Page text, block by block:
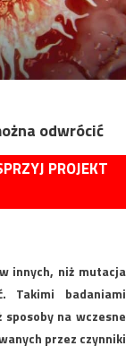
odwrócić
PROJEKT
innych, niż mutacja
Takimi badaniami
na wczesne
przez czynniki